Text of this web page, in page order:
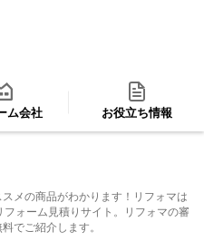
ム会社 お役立ち情報
メの商品がわかります！リフォマは
ォーム見積りサイト。リフォマの審
でご紹介します。